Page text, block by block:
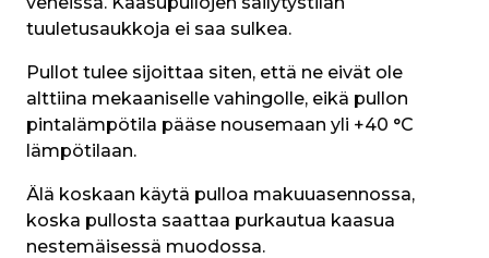
tuuletusaukkoja ei saa sulkea.
Pullot tulee sijoittaa siten, että ne eivät ole
alttiina mekaaniselle vahingolle, eikä pullon
pintalämpötila pääse nousemaan yli +40 °C
lämpötilaan.
Älä koskaan käytä pulloa makuuasennossa,
koska pullosta saattaa purkautua kaasua
nestemäisessä muodossa.